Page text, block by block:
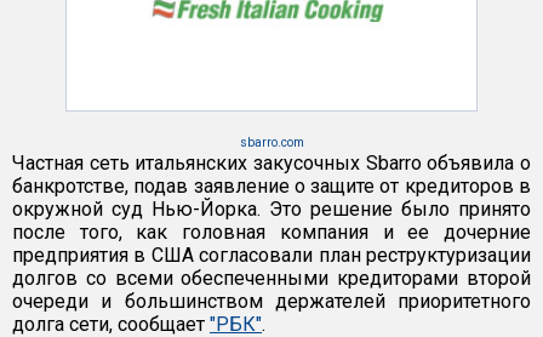
sbarro.com
Частная сеть итальянских закусочных Sbarro объявила о
банкротстве, подав заявление о защите от кредиторов в
окружной суд Нью-Йорка. Это решение было принято
после того, как головная компания и ее дочерние
предприятия в США согласовали план реструктуризации
долгов со всеми обеспеченными кредиторами второй
очереди и большинством держателей приоритетного
долга сети, сообщает "РБК".